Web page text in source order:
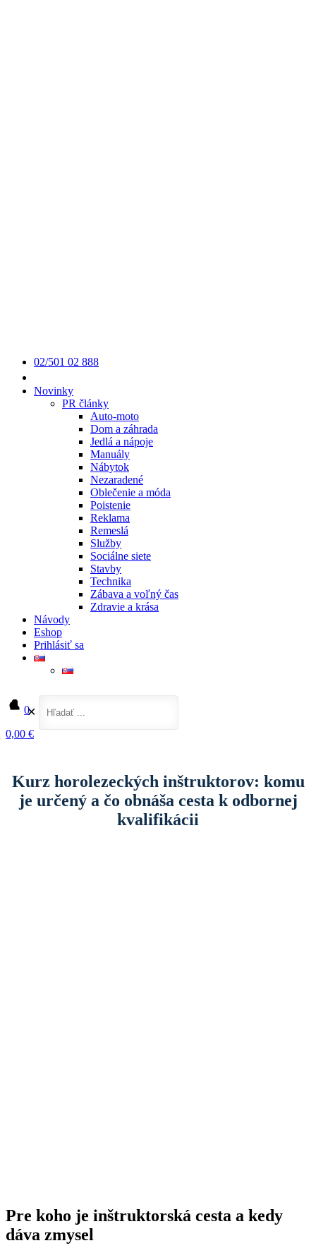
02/501 02 888
Novinky
PR články
Auto-moto
Dom a záhrada
Jedlá a nápoje
Manuály
Nábytok
Nezaradené
Oblečenie a móda
Poistenie
Reklama
Remeslá
Služby
Sociálne siete
Stavby
Technika
Zábava a voľný čas
Zdravie a krása
Návody
Eshop
Prihlásiť sa
0
0,00 €
✕
Kurz horolezeckých inštruktorov: komu
je určený a čo obnáša cesta k odbornej
kvalifikácii
Pre koho je inštruktorská cesta a kedy
dáva zmysel